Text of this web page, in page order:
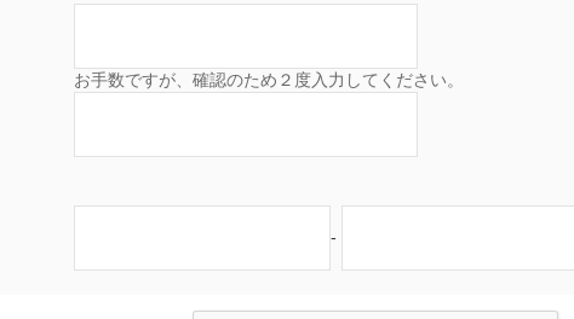
お手数ですが、確認のため２度入力してください。
-